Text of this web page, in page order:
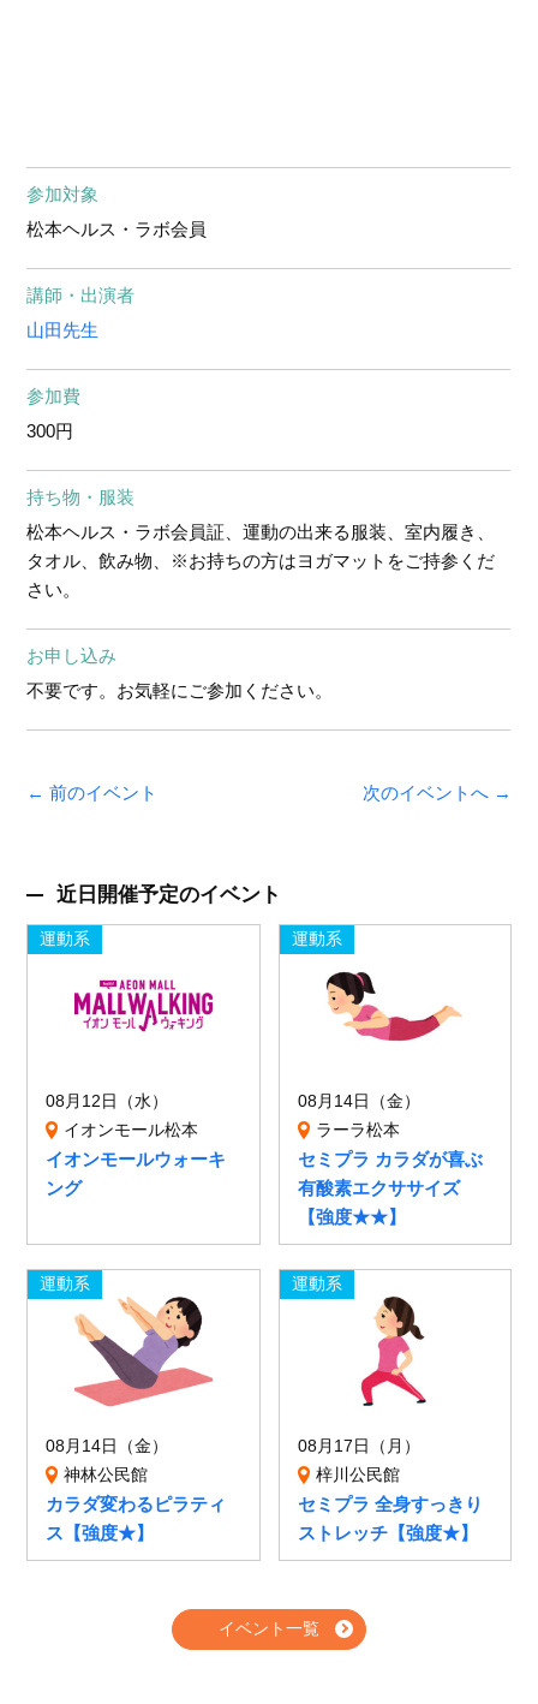
参加対象
松本ヘルス・ラボ会員
講師・出演者
山田先生
参加費
300円
持ち物・服装
松本ヘルス・ラボ会員証、運動の出来る服装、室内履き、
タオル、飲み物、※お持ちの方はヨガマットをご持参くだ
さい。
お申し込み
不要です。お気軽にご参加ください。
← 前のイベント 次のイベントへ →
近日開催予定のイベント
運動系
08月12日（水）
イオンモール松本
イオンモールウォーキ
ング
運動系
08月14日（金）
ラーラ松本
セミプラ カラダが喜ぶ
有酸素エクササイズ
【強度★★】
運動系
08月14日（金）
神林公民館
カラダ変わるピラティ
ス【強度★】
運動系
08月17日（月）
梓川公民館
セミプラ 全身すっきり
ストレッチ【強度★】
イベント一覧